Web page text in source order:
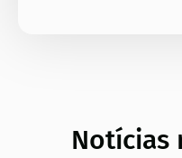
Notícias